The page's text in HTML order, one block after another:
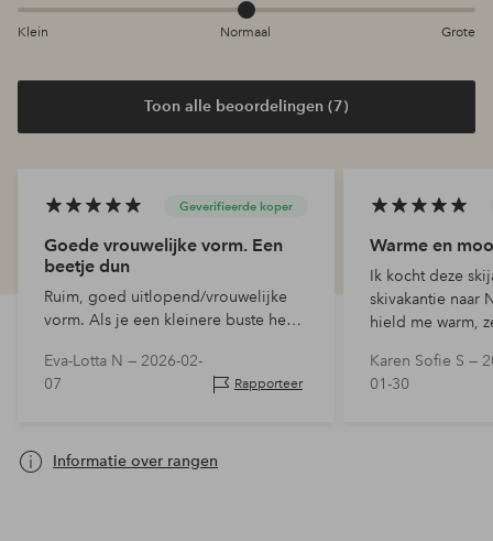
Klein Normaal Grote
Toon alle beoordelingen (7)
Geverifieerde koper
Goede vrouwelijke vorm. Een
beetje dun
Ruim, goed uitlopend/vrouwelijke
vorm. Als je een kleinere buste hebt,
is ruim over heupen en taille. Een
beetje dun.
Eva-Lotta N — 2026-02-
07
Rapporteer
Warme en
Ik kocht deze
skivakantie naar
hield me warm,
aanbevelen.
Karen Sofie S —
01-30
Informatie over rangen